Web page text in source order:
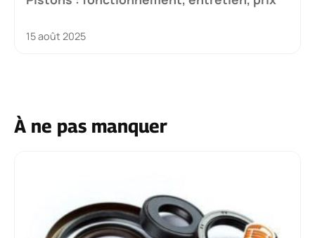
15 août 2025
À ne pas manquer